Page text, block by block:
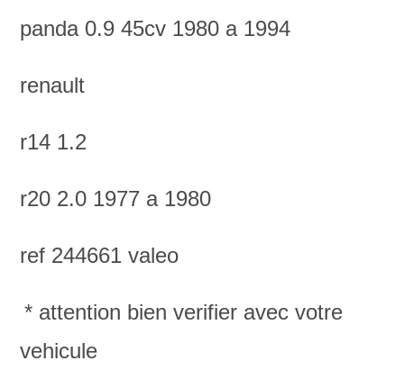
panda 0.9 45cv 1980 a 1994
renault
r14 1.2
r20 2.0 1977 a 1980
ref 244661 valeo
* attention bien verifier avec votre
vehicule